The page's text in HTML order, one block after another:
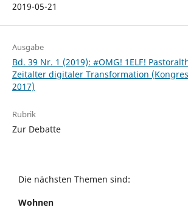
2019-05-21
Ausgabe
Bd. 39 Nr. 1 (2019): #OMG! 1ELF!
Zeitalter digitaler Transformation
2017)
Rubrik
Zur Debatte
Die nächsten Themen sind:
Wohnen